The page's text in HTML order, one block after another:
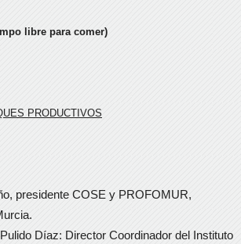
libre para comer)
PRODUCTIVOS
presidente COSE y PROFOMUR,
Díaz: Director Coordinador del Instituto